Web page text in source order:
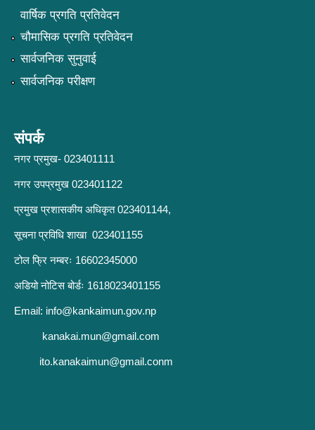
वार्षिक प्रगति प्रतिवेदन
चौमासिक प्रगति प्रतिवेदन
सार्वजनिक सुनुवाई
सार्वजनिक परीक्षण
संपर्क
नगर प्रमुख- 023401111
नगर उपप्रमुख 023401122
प्रमुख प्रशासकीय अधिकृत 023401144,
सूचना प्रविधि शाखा 023401155
टोल फ्रि नम्बरः 16602345000
अडियो नोटिस बोर्डः 1618023401155
Email: info@kankaimun.gov.np
kanakai.mun@gmail.com
ito.kanakaimun@gmail.conm